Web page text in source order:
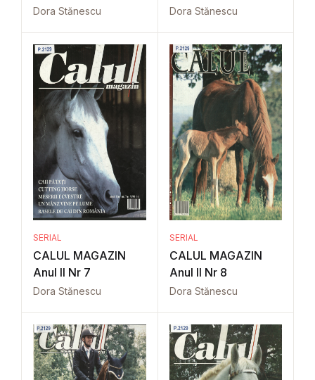
Dora Stănescu Dora Stănescu
SERIAL
CALUL MAGAZIN
Anul II Nr 7
Dora Stănescu
SERIAL
CALUL MAGAZIN
Anul II Nr 8
Dora Stănescu